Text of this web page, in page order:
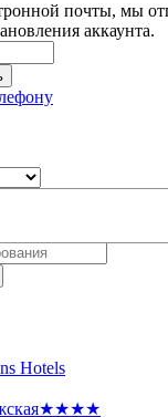
почты, мы
аккаунта.
Hotels
★★★★